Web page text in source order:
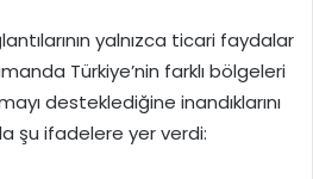
yalnızca ticari faydalar
Türkiye’nin farklı bölgeleri
desteklediğine inandıklarını
şu ifadelere yer verdi: